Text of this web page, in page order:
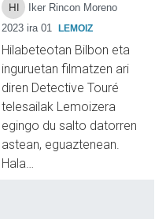
Iker Rincon Moreno
2023 ira 01
LEMOIZ
Hilabeteotan Bilbon eta
inguruetan filmatzen ari
diren Detective Touré
telesailak Lemoizera
egingo du salto datorren
astean, eguaztenean.
Hala…